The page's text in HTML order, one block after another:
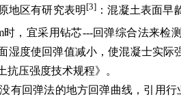
地区有研究表明 [3] ：混凝土表面
时，宜采用钻芯---回弹综合法来检
湿度使回弹值减小，使混凝士实
抗压强度技术规程》。
有回弹法的地方回弹曲线，引用行